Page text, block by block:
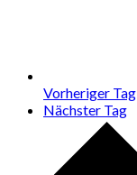
Vorheriger Tag
Nächster Tag